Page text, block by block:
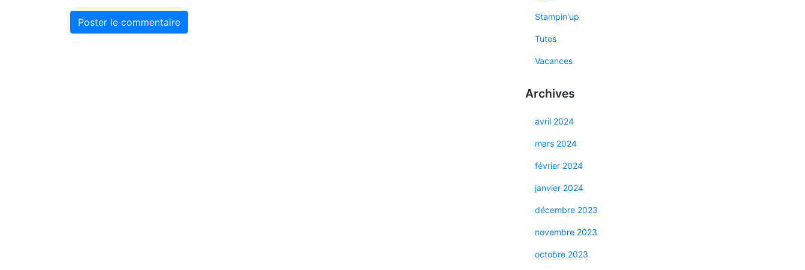
Stampin'up
Tutos
Vacances
Archives
avril 2024
mars 2024
février 2024
janvier 2024
décembre 2023
novembre 2023
octobre 2023